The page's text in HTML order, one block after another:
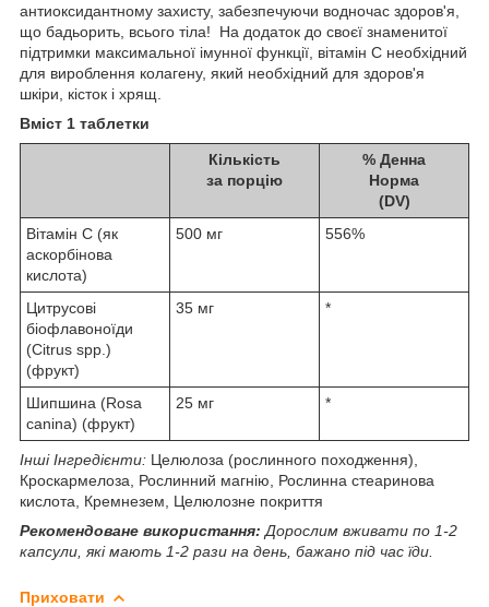
антиоксидантному захисту, забезпечуючи водночас здоров'я,
що бадьорить, всього тіла! На додаток до своєї знаменитої
підтримки максимальної імунної функції, вітамін C необхідний
для вироблення колагену, який необхідний для здоров'я
шкіри, кісток і хрящ.
Вміст 1 таблетки
Кількість
за порцію
% Денна
Норма
(DV)
Вітамін C (як
аскорбінова
кислота)
500 мг 556%
Цитрусові
біофлавоноїди
(Citrus spp.)
(фрукт)
35 мг *
Шипшина (Rosa
canina) (фрукт)
25 мг *
Інші Інгредієнти: Целюлоза (рослинного походження),
Кроскармелоза, Рослинний магнію, Рослинна стеаринова
кислота, Кремнезем, Целюлозне покриття
Рекомендоване використання: Дорослим вживати по 1-2
капсули, які мають 1-2 рази на день, бажано під час їди.
Приховати